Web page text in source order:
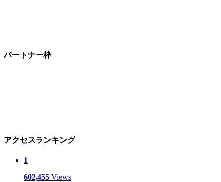
パートナー枠
アクセスランキング
1
602,455 Views